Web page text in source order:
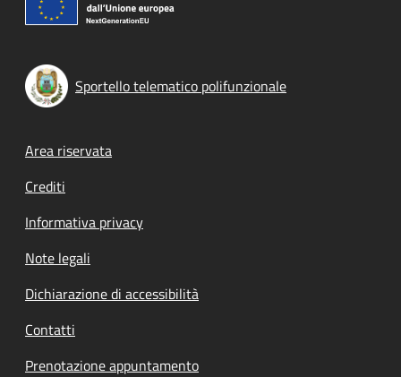
Sportello telematico polifunzionale
Footer menu
Area riservata
Crediti
Informativa privacy
Note legali
Dichiarazione di accessibilità
Contatti
Prenotazione appuntamento